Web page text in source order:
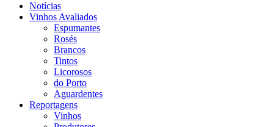
Notícias
Vinhos Avaliados
Espumantes
Rosés
Brancos
Tintos
Licorosos
do Porto
Aguardentes
Reportagens
Vinhos